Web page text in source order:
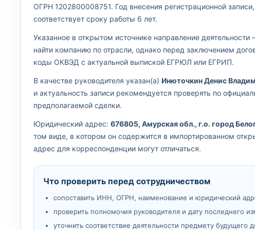
ОГРН 1202800008751. Год внесения регистрационной
соответствует сроку работы 6 лет.
Указанное в открытом источнике направление деятельности
найти компанию по отрасли, однако перед заключением
коды ОКВЭД с актуальной выпиской ЕГРЮЛ или ЕГРИП.
В качестве руководителя указан(а)Инюточкин Денис
и актуальность записи рекомендуется проверять по
предполагаемой сделки.
Юридический адрес:676805, Амурская обл., г.о. город
том виде, в котором он содержится в импортированном
адрес для корреспонденции могут отличаться.
Что проверить перед сотрудничеством
сопоставить ИНН, ОГРН, наименование и юридический
проверить полномочия руководителя и дату последнего
уточнить соответствие деятельности предмету будущего